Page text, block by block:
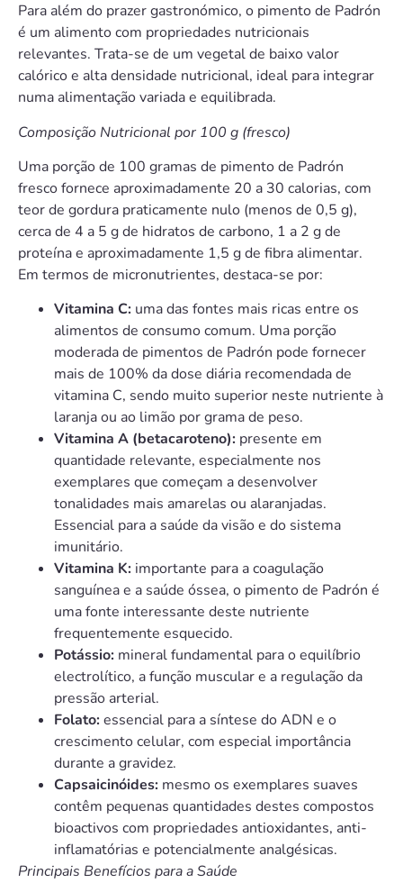
Para além do prazer gastronómico, o pimento de Padrón
é um alimento com propriedades nutricionais
relevantes. Trata-se de um vegetal de baixo valor
calórico e alta densidade nutricional, ideal para integrar
numa alimentação variada e equilibrada.
Composição Nutricional por 100 g (fresco)
Uma porção de 100 gramas de pimento de Padrón
fresco fornece aproximadamente 20 a 30 calorias, com
teor de gordura praticamente nulo (menos de 0,5 g),
cerca de 4 a 5 g de hidratos de carbono, 1 a 2 g de
proteína e aproximadamente 1,5 g de fibra alimentar.
Em termos de micronutrientes, destaca-se por:
Vitamina C: uma das fontes mais ricas entre os
alimentos de consumo comum. Uma porção
moderada de pimentos de Padrón pode fornecer
mais de 100% da dose diária recomendada de
vitamina C, sendo muito superior neste nutriente à
laranja ou ao limão por grama de peso.
Vitamina A (betacaroteno): presente em
quantidade relevante, especialmente nos
exemplares que começam a desenvolver
tonalidades mais amarelas ou alaranjadas.
Essencial para a saúde da visão e do sistema
imunitário.
Vitamina K: importante para a coagulação
sanguínea e a saúde óssea, o pimento de Padrón é
uma fonte interessante deste nutriente
frequentemente esquecido.
Potássio: mineral fundamental para o equilíbrio
electrolítico, a função muscular e a regulação da
pressão arterial.
Folato:essencial para a síntese do ADN e o
crescimento celular, com especial importância
durante a gravidez.
Capsaicinóides: mesmo os exemplares suaves
contêm pequenas quantidades destes compostos
bioactivos com propriedades antioxidantes, anti-
inflamatórias e potencialmente analgésicas.
Principais Benefícios para a Saúde